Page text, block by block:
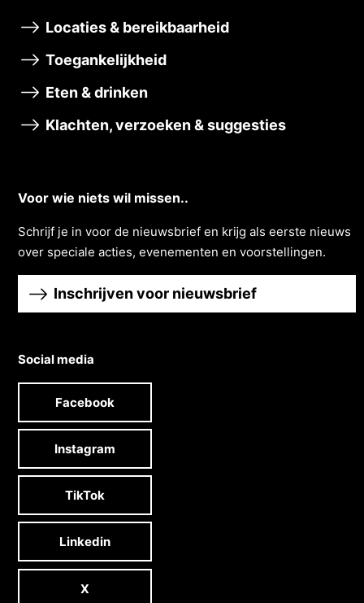
Locaties & bereikbaarheid
Toegankelijkheid
Eten & drinken
Klachten, verzoeken & suggesties
Voor wie niets wil missen..
Schrĳf je in voor de nieuwsbrief en krĳg als eerste nieuws
over speciale acties, evenementen en voorstellingen.
Inschrijven voor nieuwsbrief
Social media
Facebook
Instagram
TikTok
Linkedin
X